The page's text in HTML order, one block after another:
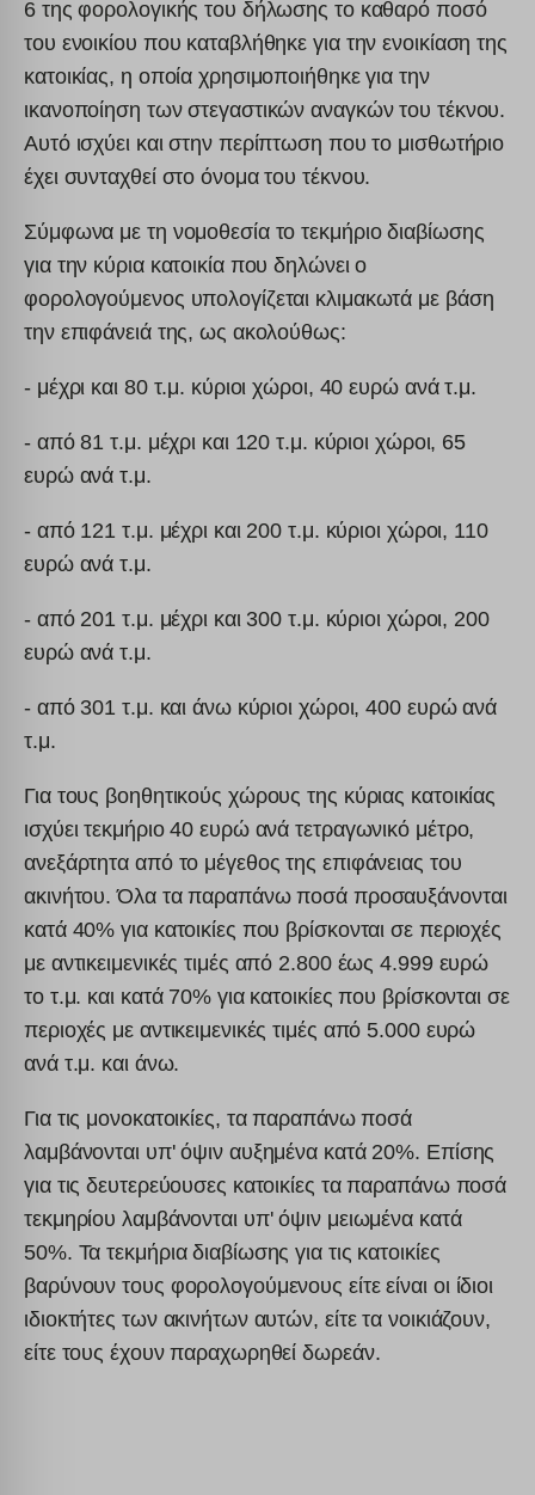
6 της φορολογικής του δήλωσης το καθαρό ποσό
του ενοικίου που καταβλήθηκε για την ενοικίαση της
κατοικίας, η οποία χρησιμοποιήθηκε για την
ικανοποίηση των στεγαστικών αναγκών του τέκνου.
Αυτό ισχύει και στην περίπτωση που το μισθωτήριο
έχει συνταχθεί στο όνομα του τέκνου.
Σύμφωνα με τη νομοθεσία το τεκμήριο διαβίωσης
για την κύρια κατοικία που δηλώνει ο
φορολογούμενος υπολογίζεται κλιμακωτά με βάση
την επιφάνειά της, ως ακολούθως:
- μέχρι και 80 τ.μ. κύριοι χώροι, 40 ευρώ ανά τ.μ.
- από 81 τ.μ. μέχρι και 120 τ.μ. κύριοι χώροι, 65
ευρώ ανά τ.μ.
- από 121 τ.μ. μέχρι και 200 τ.μ. κύριοι χώροι, 110
ευρώ ανά τ.μ.
- από 201 τ.μ. μέχρι και 300 τ.μ. κύριοι χώροι, 200
ευρώ ανά τ.μ.
- από 301 τ.μ. και άνω κύριοι χώροι, 400 ευρώ ανά
τ.μ.
Για τους βοηθητικούς χώρους της κύριας κατοικίας
ισχύει τεκμήριο 40 ευρώ ανά τετραγωνικό μέτρο,
ανεξάρτητα από το μέγεθος της επιφάνειας του
ακινήτου. Όλα τα παραπάνω ποσά προσαυξάνονται
κατά 40% για κατοικίες που βρίσκονται σε περιοχές
με αντικειμενικές τιμές από 2.800 έως 4.999 ευρώ
το τ.μ. και κατά 70% για κατοικίες που βρίσκονται σε
περιοχές με αντικειμενικές τιμές από 5.000 ευρώ
ανά τ.μ. και άνω.
Για τις μονοκατοικίες, τα παραπάνω ποσά
λαμβάνονται υπ' όψιν αυξημένα κατά 20%. Επίσης
για τις δευτερεύουσες κατοικίες τα παραπάνω ποσά
τεκμηρίου λαμβάνονται υπ' όψιν μειωμένα κατά
50%. Τα τεκμήρια διαβίωσης για τις κατοικίες
βαρύνουν τους φορολογούμενους είτε είναι οι ίδιοι
ιδιοκτήτες των ακινήτων αυτών, είτε τα νοικιάζουν,
είτε τους έχουν παραχωρηθεί δωρεάν.
www.kraniotis.gr
static.cloudflareinsights.com
www.google-analytics.com
www.googletagmanager.com
connect.facebook.net
ορισμένων μέσων, όπως ενσωματωμένα βίντεο, χάρτες, αναρτήσεις
στα κοινωνικά δίκτυα κ.λπ.
Εμφάνιση λεπτομερειών
fonts.googleapis.com
fonts.gstatic.com
www.facebook.com
www.google.com
Άλλες υπηρεσίες
Αυτή η κατηγορία περιλαμβάνει όλα τα cookies, τομείς και
υπηρεσίες που δεν εμπίπτουν σε άλλες καθορισμένες κατηγορίες ή
δεν έχουν κατηγοριοποιηθεί σαφώς.
borlabs-cookie
chatbase_anon_id
i18next
perf_*
SLO_wptGlobTipTmp
core.service.elfsight.com
i.ytimg.com
kraniotis.aidaform.com
o197999.ingest.sentry.io
phosphor.utils.elfsightcdn.com
static.elfsight.com
storage.elfsight.com
widget.aidaform.com
www.gstatic.com